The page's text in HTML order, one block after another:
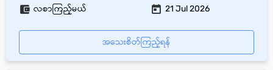
လစာကြည့်မယ် 21 Jul 2026
အသေးစိတ်ကြည့်ရန်